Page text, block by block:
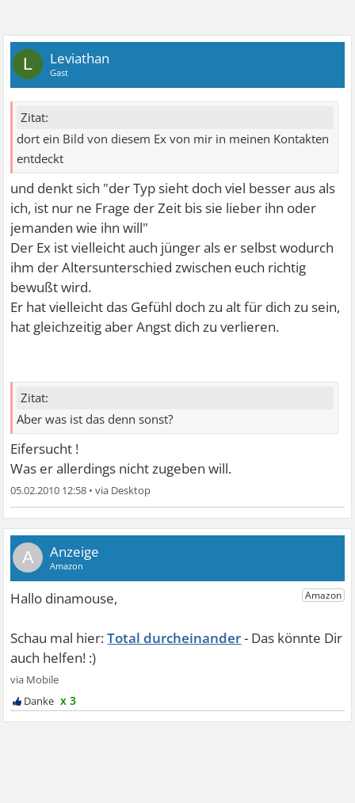
L Leviathan
Gast
Zitat:
dort ein Bild von diesem Ex von mir in meinen Kontakten
entdeckt
und denkt sich "der Typ sieht doch viel besser aus als
ich, ist nur ne Frage der Zeit bis sie lieber ihn oder
jemanden wie ihn will"
Der Ex ist vielleicht auch jünger als er selbst wodurch
ihm der Altersunterschied zwischen euch richtig
bewußt wird.
Er hat vielleicht das Gefühl doch zu alt für dich zu sein,
hat gleichzeitig aber Angst dich zu verlieren.
Zitat:
Aber was ist das denn sonst?
Eifersucht !
Was er allerdings nicht zugeben will.
05.02.2010 12:58 •
A
Total durcheinander
x 3